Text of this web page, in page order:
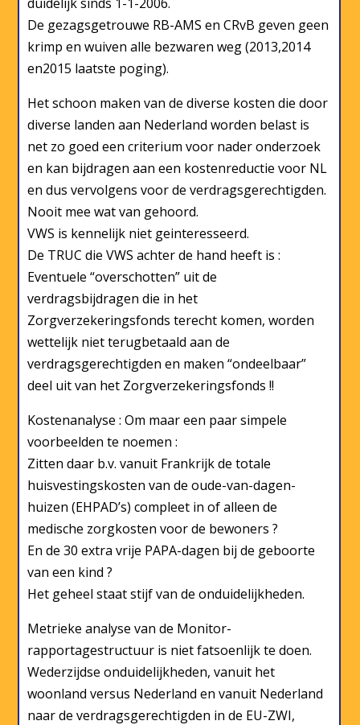
De gezagsgetrouwe RB-AMS en CRvB geven geen
krimp en wuiven alle bezwaren weg (2013,2014
en2015 laatste poging).
Het schoon maken van de diverse kosten die door
diverse landen aan Nederland worden belast is
net zo goed een criterium voor nader onderzoek
en kan bijdragen aan een kostenreductie voor NL
en dus vervolgens voor de verdragsgerechtigden.
Nooit mee wat van gehoord.
VWS is kennelijk niet geinteresseerd.
De TRUC die VWS achter de hand heeft is :
Eventuele “overschotten” uit de
verdragsbijdragen die in het
Zorgverzekeringsfonds terecht komen, worden
wettelijk niet terugbetaald aan de
verdragsgerechtigden en maken “ondeelbaar”
deel uit van het Zorgverzekeringsfonds !!
Kostenanalyse : Om maar een paar simpele
voorbeelden te noemen :
Zitten daar b.v. vanuit Frankrijk de totale
huisvestingskosten van de oude-van-dagen-
huizen (EHPAD’s) compleet in of alleen de
medische zorgkosten voor de bewoners ?
En de 30 extra vrije PAPA-dagen bij de geboorte
van een kind ?
Het geheel staat stijf van de onduidelijkheden.
Metrieke analyse van de Monitor-
rapportagestructuur is niet fatsoenlijk te doen.
Wederzijdse onduidelijkheden, vanuit het
woonland versus Nederland en vanuit Nederland
naar de verdragsgerechtigden in de EU-ZWI,